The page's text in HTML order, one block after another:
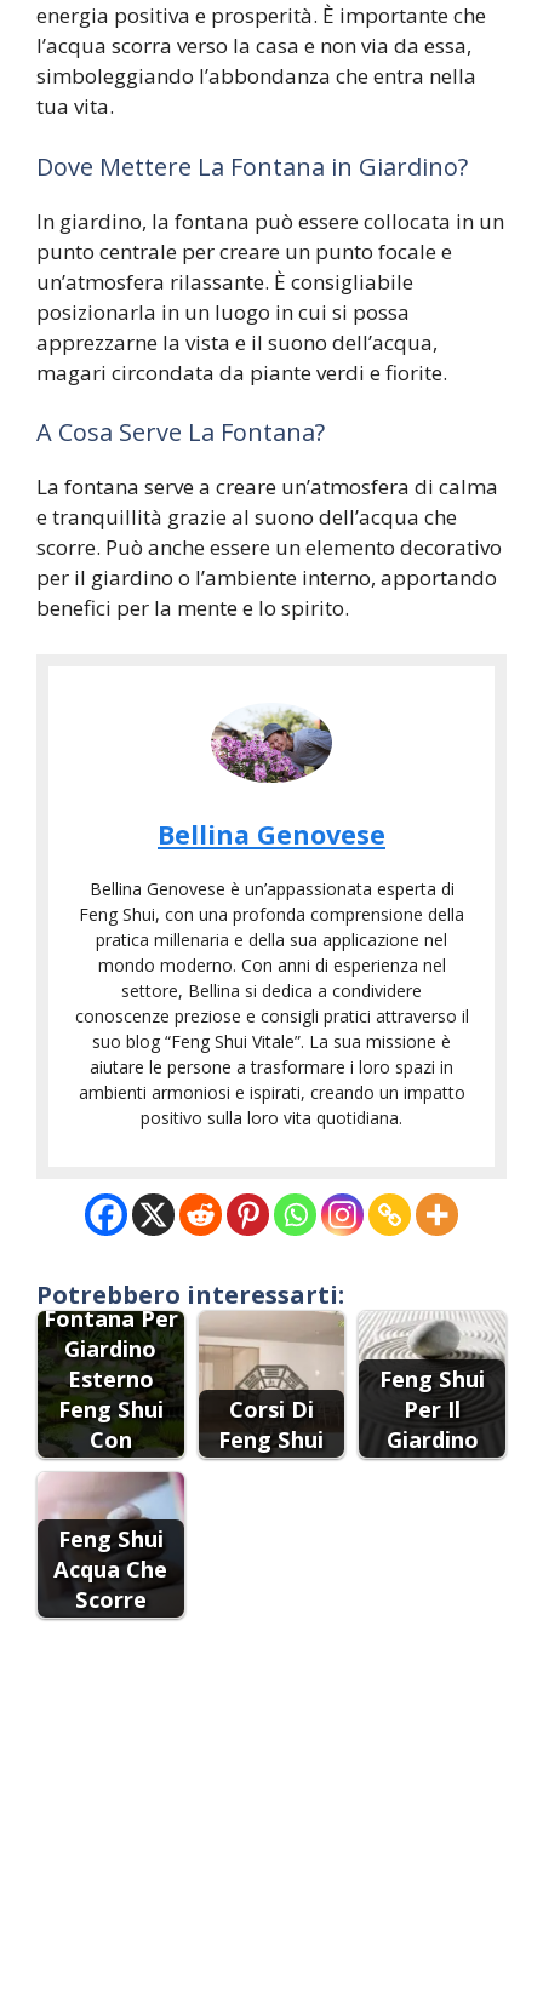
energia positiva e prosperità. È importante che
l’acqua scorra verso la casa e non via da essa,
simboleggiando l’abbondanza che entra nella
tua vita.
Dove Mettere La Fontana in Giardino?
In giardino, la fontana può essere collocata in un
punto centrale per creare un punto focale e
un’atmosfera rilassante. È consigliabile
posizionarla in un luogo in cui si possa
apprezzarne la vista e il suono dell’acqua,
magari circondata da piante verdi e fiorite.
A Cosa Serve La Fontana?
La fontana serve a creare un’atmosfera di calma
e tranquillità grazie al suono dell’acqua che
scorre. Può anche essere un elemento decorativo
per il giardino o l’ambiente interno, apportando
benefici per la mente e lo spirito.
Bellina Genovese
Bellina Genovese è un’appassionata esperta di
Feng Shui, con una profonda comprensione della
pratica millenaria e della sua applicazione nel
mondo moderno. Con anni di esperienza nel
settore, Bellina si dedica a condividere
conoscenze preziose e consigli pratici attraverso il
suo blog “Feng Shui Vitale”. La sua missione è
aiutare le persone a trasformare i loro spazi in
ambienti armoniosi e ispirati, creando un impatto
positivo sulla loro vita quotidiana.
Potrebbero interessarti:
Fontana Per
Giardino
Esterno
Feng Shui
Con
Corsi Di
Feng Shui
Feng Shui
Per Il
Giardino
Feng Shui
Acqua Che
Scorre